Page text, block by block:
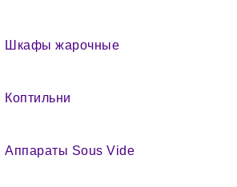
Шкафы жарочные
Коптильни
Аппараты Sous Vide